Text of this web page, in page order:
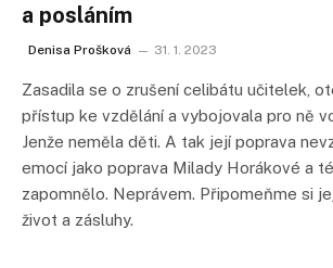
a posláním
Denisa Prošková 31. 1. 2023
Zasadila se o zrušení celibátu učitelek,
přístup ke vzdělání a vybojovala pro ně
Jenže neměla děti. A tak její poprava
emocí jako poprava Milady Horákové a
zapomnělo. Neprávem. Připomeňme si
život a zásluhy.